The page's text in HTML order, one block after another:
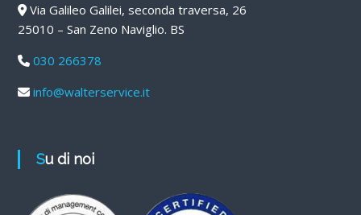
Via Galileo Galilei, seconda traversa, 26
25010 – San Zeno Naviglio. BS
030 266378
info@walterservice.it
Su di noi